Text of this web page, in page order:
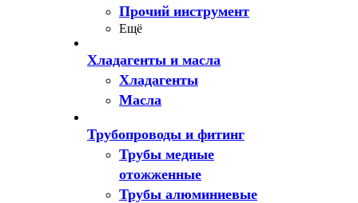
Прочий инструмент
Ещё
Хладагенты и масла
Хладагенты
Масла
Трубопроводы и фитинг
Трубы медные
отожженные
Трубы алюминиевые